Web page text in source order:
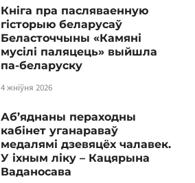
Кніга пра пасляваенную
гісторыю беларусаў
Беласточчыны «Камяні
мусілі паляцець» выйшла
па-беларуску
4 жніўня 2026
Аб’яднаны пераходны
кабінет уганараваў
медалямі дзевяцёх чалавек.
У іхным ліку – Кацярына
Ваданосава